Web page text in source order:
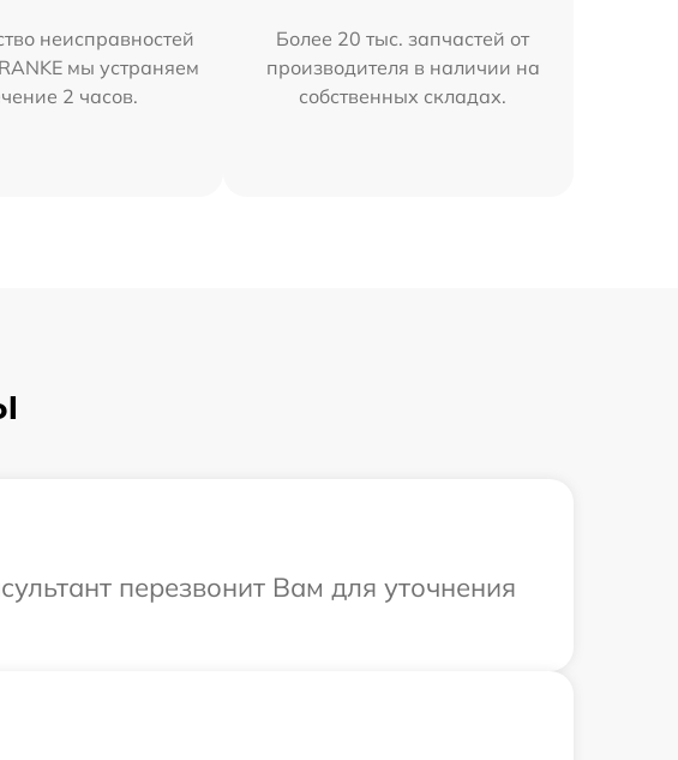
неисправностей
мы устраняем
2 часов.
Более 20 тыс. запчастей от
производителя в наличии на
собственных складах.
перезвонит Вам для уточнения